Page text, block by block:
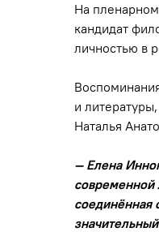
На
кандидат
личностью в
и
Наталья
— Елена
современной
соединённая